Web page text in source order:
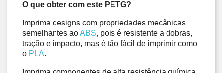
O que obter com este PETG?
Imprima designs com propriedades mecânicas
semelhantes ao ABS, pois é resistente a dobras,
tração e impacto, mas é tão fácil de imprimir como
o PLA.